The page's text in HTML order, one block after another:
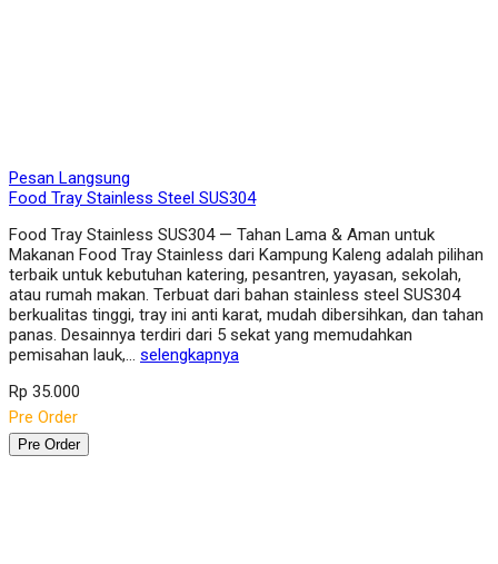
Pesan Langsung
Food Tray Stainless Steel SUS304
Food Tray Stainless SUS304 — Tahan Lama & Aman untuk
Makanan Food Tray Stainless dari Kampung Kaleng adalah pilihan
terbaik untuk kebutuhan katering, pesantren, yayasan, sekolah,
atau rumah makan. Terbuat dari bahan stainless steel SUS304
berkualitas tinggi, tray ini anti karat, mudah dibersihkan, dan tahan
panas. Desainnya terdiri dari 5 sekat yang memudahkan
pemisahan lauk,… selengkapnya
Rp 35.000
Pre Order
Pre Order